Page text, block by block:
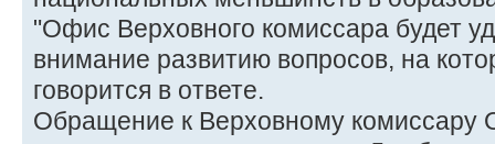
"Офис Верховного комиссара будет
внимание развитию вопросов, на
говорится в ответе.
Обращение к Верховному комиссару